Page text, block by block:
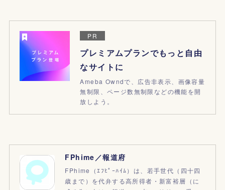
PR
プレミアムプランでもっと自由
なサイトに
Ameba Owndで、広告非表示、画像容量
無制限、ページ数無制限などの機能を開
放しよう。
FPhime／報道府
FPhime（ｴﾌﾋﾟｰﾊｲﾑ）は、若手世代（四十四
歳まで）を代弁する高所得者・新富裕層（に